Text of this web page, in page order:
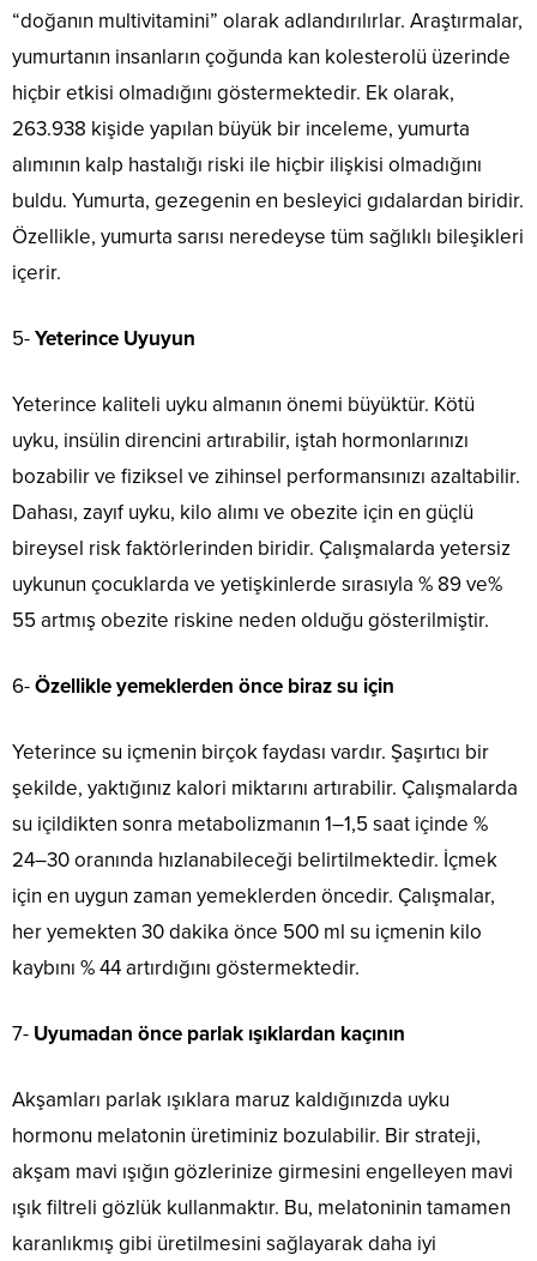
“doğanın multivitamini” olarak adlandırılırlar. Araştırmalar,
yumurtanın insanların çoğunda kan kolesterolü üzerinde
hiçbir etkisi olmadığını göstermektedir. Ek olarak,
263.938 kişide yapılan büyük bir inceleme, yumurta
alımının kalp hastalığı riski ile hiçbir ilişkisi olmadığını
buldu. Yumurta, gezegenin en besleyici gıdalardan biridir.
Özellikle, yumurta sarısı neredeyse tüm sağlıklı bileşikleri
içerir.
5-Yeterince Uyuyun
Yeterince kaliteli uyku almanın önemi büyüktür. Kötü
uyku, insülin direncini artırabilir, iştah hormonlarınızı
bozabilir ve fiziksel ve zihinsel performansınızı azaltabilir.
Dahası, zayıf uyku, kilo alımı ve obezite için en güçlü
bireysel risk faktörlerinden biridir. Çalışmalarda yetersiz
uykunun çocuklarda ve yetişkinlerde sırasıyla % 89 ve%
55 artmış obezite riskine neden olduğu gösterilmiştir.
6-Özellikle yemeklerden önce biraz su için
Yeterince su içmenin birçok faydası vardır. Şaşırtıcı bir
şekilde, yaktığınız kalori miktarını artırabilir. Çalışmalarda
su içildikten sonra metabolizmanın 1–1,5 saat içinde %
24–30 oranında hızlanabileceği belirtilmektedir. İçmek
için en uygun zaman yemeklerden öncedir. Çalışmalar,
her yemekten 30 dakika önce 500 ml su içmenin kilo
kaybını % 44 artırdığını göstermektedir.
7- Uyumadan önce parlak ışıklardan kaçının
Akşamları parlak ışıklara maruz kaldığınızda uyku
hormonu melatonin üretiminiz bozulabilir. Bir strateji,
akşam mavi ışığın gözlerinize girmesini engelleyen mavi
ışık filtreli gözlük kullanmaktır. Bu, melatoninin tamamen
karanlıkmış gibi üretilmesini sağlayarak daha iyi